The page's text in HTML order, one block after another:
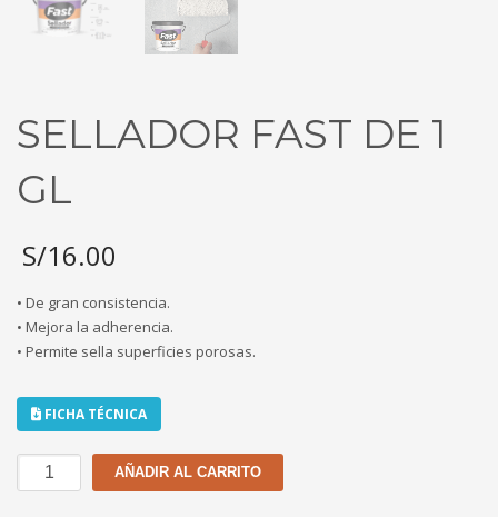
SELLADOR FAST DE 1
GL
S/16.00
• De gran consistencia.
• Mejora la adherencia.
• Permite sella superficies porosas.
FICHA TÉCNICA
SELLADOR
FAST
AÑADIR AL CARRITO